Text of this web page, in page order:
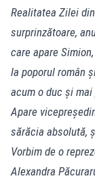
Realitatea Zilei
surprinzătoare,
care apare
la poporul român
acum o duc și
Apare
sărăcia absolută,
Vorbim de o
Alexandra